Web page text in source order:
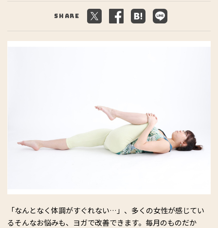
Share
「なんとなく体調がすぐれない…」、多くの女性が感じてい
るそんなお悩みも、ヨガで改善できます。毎月のものだか